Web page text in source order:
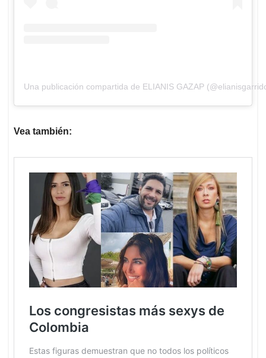
Una publicación compartida de ELIANIS GAZAP
Vea también: